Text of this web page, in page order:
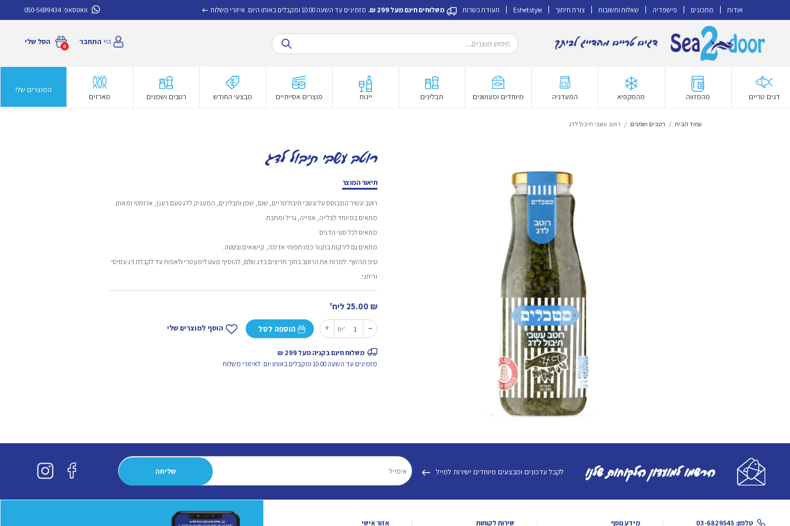
אודות מתכונים פישפדיה שאלות ותשובות צורת חיתוך Eshetstyle תעודת כשרות משלוחים חינם מעל 299 ₪. מזמינים עד השעה 10:00 ומקבלים באותו היום. איזורי משלוח וואטסאפ: 050-5699434
לניווט
לתוכן
הסל שלי 0 היי התחבר
Products
search
דגים טריים מהמזווה מהמקפיא המעדניה מיוחדים ומעושנים תבלינים יינות מוצרים אסייתיים מבצעי החודש רטבים ושמנים מארזים
המוצרים שלי
עמוד הבית / רטבים ושמנים / רוטב עשבי תיבול לדג
רוטב עשבי תיבול לדג
תיאור המוצר
רוטב עשיר המבוסס על עשבי תיבול טריים, שום, שמן ותבלינים, המעניק לדג טעם רענן, ארומטי ומאוזן.
מתאים במיוחד לצלייה, אפייה, גריל ומחבת.
מתאים לכל סוגי הדגים
מתאים גם לירקות בתנור כמו תפוחי אדמה, קישואים ובטטה.
טיפ מהשף: למרוח את הרוטב בתוך חריצים בדג שלם, להוסיף מעט לימון טרי ולאפות עד לקבלת דג עסיסי
וריחני.
25.00 ₪ ליח'
-
כמות
של
רוטב
עשבי
יח' + הוספה לסל הוסף למוצרים שלי
משלוח חינם בקניה מעל 299 ₪
מזמינים עד השעה 10:00 ומקבלים באותו יום.
לאיזורי משלוח
הרשמו למועדון הלקוחות שלנו לקבל עדכונים ומבצעים מיוחדים ישירות למייל
טלפון: 03-6829545 מידע נוסף שירות לקוחות אזור אישי